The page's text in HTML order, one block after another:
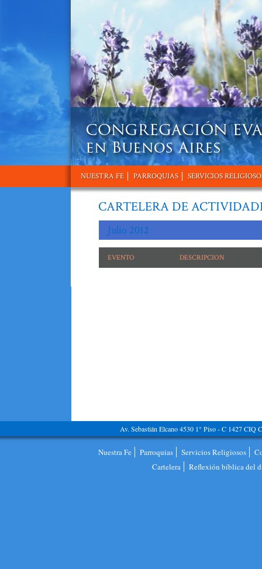
NUESTRA FE PARROQUIAS SERVICIOS
CARTELERA DE
Julio 2012
EVENTO DESCRIPCION
Av. Sebastián Elcano 4530 1° Piso - C 1427
Nuestra Fe Parroquias Servicios Religiosos
Cartelera
Reflexión bíblica del